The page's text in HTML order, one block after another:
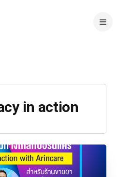
in action